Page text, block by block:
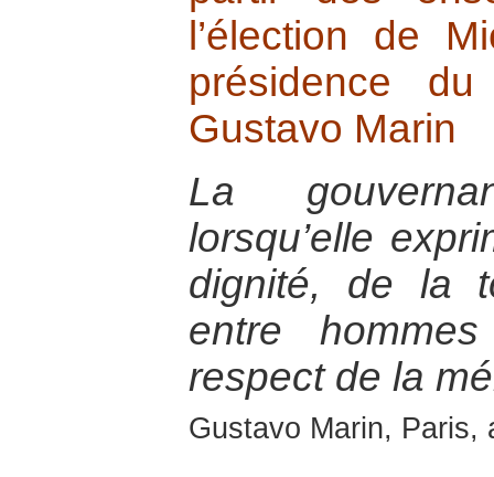
l’élection de
présidence
Gustavo Marin
La
lorsqu’elle
dignité, de la
entre
respect de la
Gustavo Marin, Paris,